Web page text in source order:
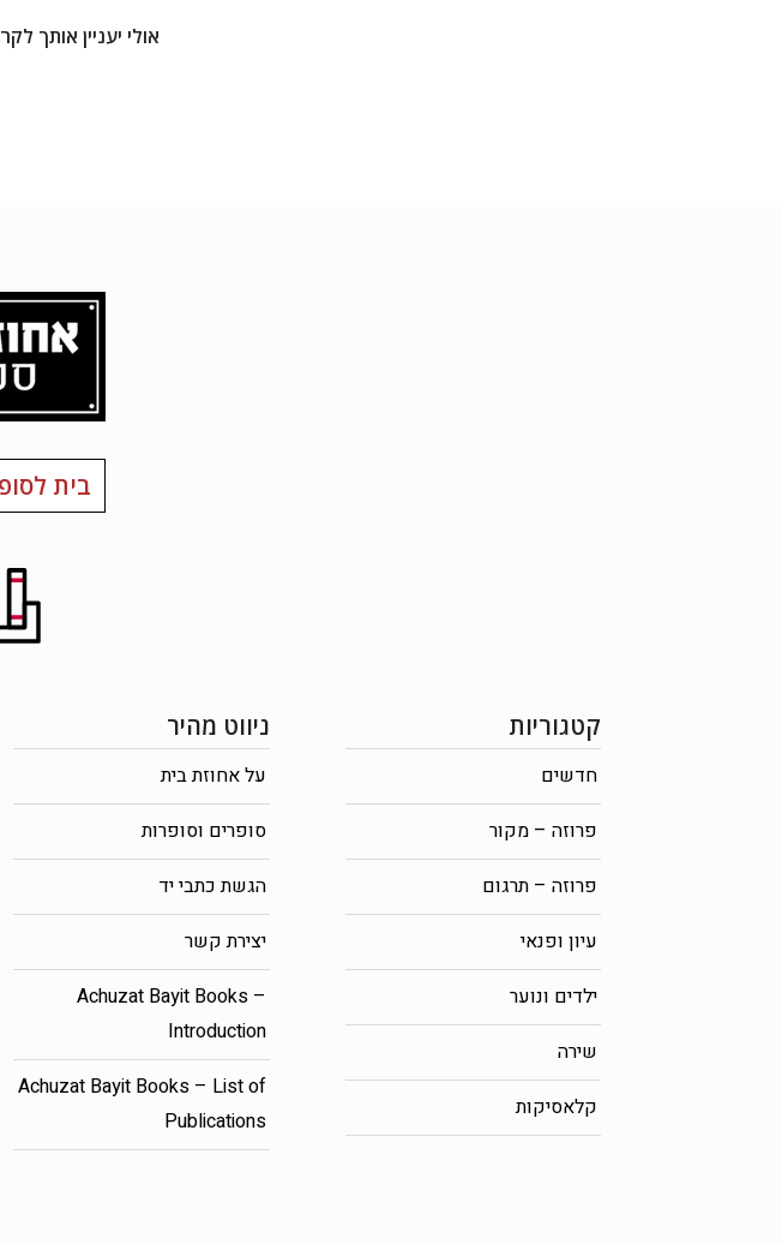
אולי יעניין אותך
בית
קטגוריות
חדשים
פרוזה – מקור
פרוזה – תרגום
עיון ופנאי
ילדים ונוער
שירה
קלאסיקות
ניווט מהיר
על אחוזת בית
סופרים וסופרות
הגשת כתבי יד
יצירת קשר
Achuzat Bayit Books –
Introduction
Achuzat Bayit Books – List of
Publications